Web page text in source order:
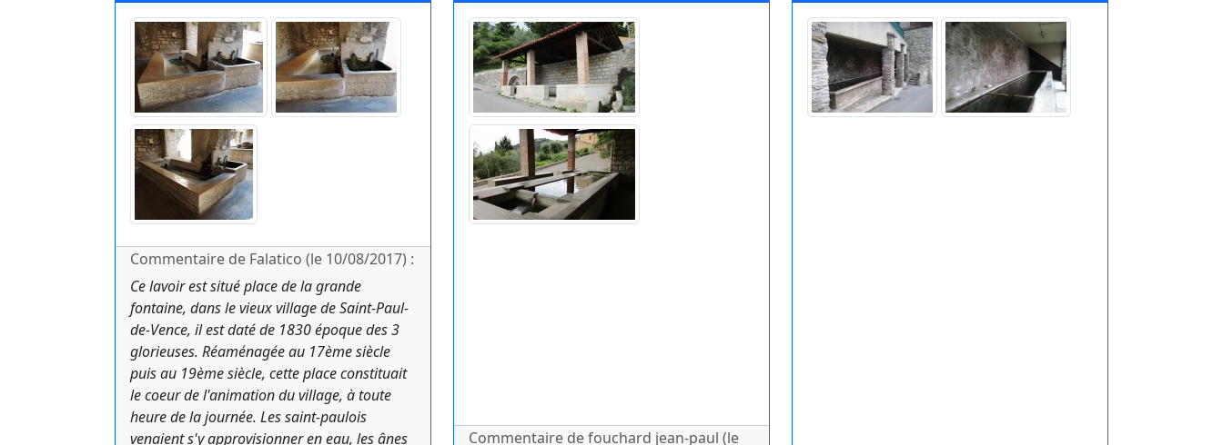
Commentaire de Falatico (le 10/08/2017) :
Ce lavoir est situé place de la grande
fontaine, dans le vieux village de Saint-Paul-
de-Vence, il est daté de 1830 époque des 3
glorieuses. Réaménagée au 17ème siècle
puis au 19ème siècle, cette place constituait
le coeur de l'animation du village, à toute
heure de la journée. Les saint-paulois
venaient s'y approvisionner en eau, les ânes
Commentaire de fouchard jean-paul (le